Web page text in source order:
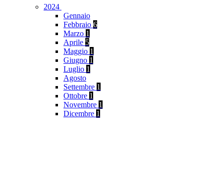
2024
Gennaio
Febbraio 6
Marzo 1
Aprile 5
Maggio 1
Giugno 1
Luglio 1
Agosto
Settembre 1
Ottobre 1
Novembre 1
Dicembre 1